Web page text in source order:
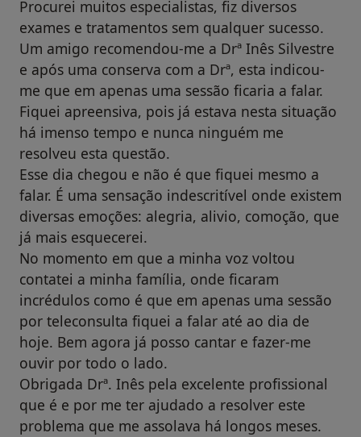
Procurei muitos especialistas, fiz diversos
exames e tratamentos sem qualquer sucesso.
Um amigo recomendou-me a Drª Inês Silvestre
e após uma conserva com a Drª, esta indicou-
me que em apenas uma sessão ficaria a falar.
Fiquei apreensiva, pois já estava nesta situação
há imenso tempo e nunca ninguém me
resolveu esta questão.
Esse dia chegou e não é que fiquei mesmo a
falar. É uma sensação indescritível onde existem
diversas emoções: alegria, alivio, comoção, que
já mais esquecerei.
No momento em que a minha voz voltou
contatei a minha família, onde ficaram
incrédulos como é que em apenas uma sessão
por teleconsulta fiquei a falar até ao dia de
hoje. Bem agora já posso cantar e fazer-me
ouvir por todo o lado.
Obrigada Drª. Inês pela excelente profissional
que é e por me ter ajudado a resolver este
problema que me assolava há longos meses.